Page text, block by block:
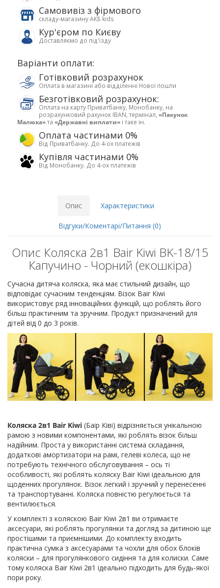
Самовивіз з фірмового
складу-магазину АКБ kids
Кур'єром по Києву
Доставляємо до під'їзду
Варіанти оплати:
Готівковий розрахунок
Оплата в магазині або відділенні Нової пошти
Безготівковий розрахунок:
Оплата на карту Приватбанку, Монобанку, на
розрахунковий рахунок IBAN, термінал, «Пакунок
Малюка»та «Державні виплати» і таке ін.
Оплата частинами 0%
Від Приватбанку. До 4-ох платежів
Купівля частинами 0%
Від Монобанку. До 4-ох платежів
Опис Характеристики
Відгуки/Коментарі/Питання (0)
Опис Коляска 2в1 Bair Kiwi BK-18/15
Капучино - Чорний (екошкіра)
Сучасна дитяча коляска, яка має стильний дизайн, що
відповідає сучасним тенденціям. Візок Bair Kiwi
використовує ряд інноваційних функцій, що роблять його
більш практичним та зручним. Продукт призначений для
дітей від 0 до 3 років.
Коляска 2в1 Bair Kiwi (Баір Ківі) відрізняється унікальною
рамою з новими компонентами, які роблять візок більш
надійним. Проста у використанні система складання,
додаткові амортизатори на рамі, гелеві колеса, що не
потребують технічного обслуговування – ось ті
особливості, які роблять коляску Bair Kiwi ідеальною для
щоденних прогулянок. Візок легкий і зручний у перенесенні
та транспортуванні. Коляска повністю регулюється та
вентилюється.
У комплекті з коляскою Bair Kiwi 2в1 ви отримаєте
аксесуари, які роблять прогулянки та догляд за дитиною ще
простішими та приємнішими. До комплекту входить
практична сумка з аксесуарами та чохли для обох блоків
коляски – для прогулянкового сидіння та для колиски. Саме
тому коляска Bair Kiwi 2в1 ідеально підходить для будь-якої
пори року.